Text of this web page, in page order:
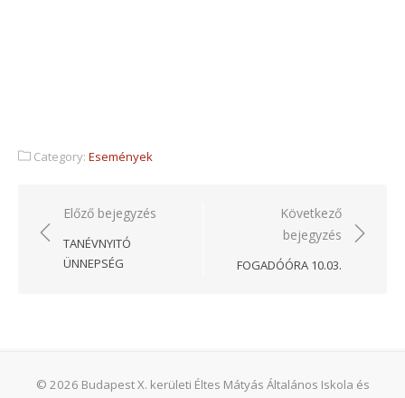
Category: Események
Bejegyzés
navigáció
Előző bejegyzés
TANÉVNYITÓ
ÜNNEPSÉG
Következő
bejegyzés
FOGADÓÓRA 10.03.
© 2026 Budapest X. kerületi Éltes Mátyás Általános Iskola és